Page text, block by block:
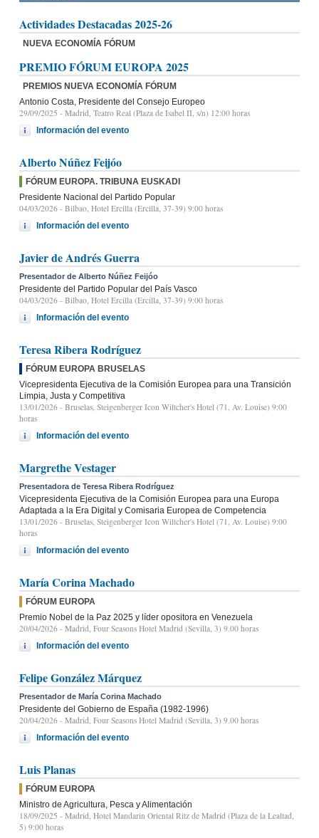
Actividades Destacadas 2025-26
NUEVA ECONOMÍA FÓRUM
PREMIO FÓRUM EUROPA 2025
PREMIOS NUEVA ECONOMÍA FÓRUM
Antonio Costa, Presidente del Consejo Europeo
29/09/2025 - Madrid, Teatro Real (Plaza de Isabel II, s/n) 12:00 horas
Información del evento
Alberto Núñez Feijóo
FÓRUM EUROPA. TRIBUNA EUSKADI
Presidente Nacional del Partido Popular
04/03/2026 - Bilbao, Hotel Ercilla (Ercilla, 37-39) 9:00 horas
Información del evento
Javier de Andrés Guerra
Presentador de Alberto Núñez Feijóo
Presidente del Partido Popular del País Vasco
04/03/2026 - Bilbao, Hotel Ercilla (Ercilla, 37-39) 9:00 horas
Información del evento
Teresa Ribera Rodríguez
FÓRUM EUROPA BRUSELAS
Vicepresidenta Ejecutiva de la Comisión Europea para una Transición
Limpia, Justa y Competitiva
13/01/2026 - Bruselas, Steigenberger Icon Wiltcher's Hotel (71, Av. Louise) 9:00
horas
Información del evento
Margrethe Vestager
Presentadora de Teresa Ribera Rodríguez
Vicepresidenta Ejecutiva de la Comisión Europea para una Europa
Adaptada a la Era Digital y Comisaria Europea de Competencia
13/01/2026 - Bruselas, Steigenberger Icon Wiltcher's Hotel (71, Av. Louise) 9:00
horas
Información del evento
María Corina Machado
FÓRUM EUROPA
Premio Nobel de la Paz 2025 y líder opositora en Venezuela
20/04/2026 - Madrid, Four Seasons Hotel Madrid (Sevilla, 3) 9.00 horas
Información del evento
Felipe González Márquez
Presentador de María Corina Machado
Presidente del Gobierno de España (1982-1996)
20/04/2026 - Madrid, Four Seasons Hotel Madrid (Sevilla, 3) 9.00 horas
Información del evento
Luis Planas
FÓRUM EUROPA
Ministro de Agricultura, Pesca y Alimentación
18/09/2025 - Madrid, Hotel Mandarin Oriental Ritz de Madrid (Plaza de la Lealtad,
5) 9:00 horas